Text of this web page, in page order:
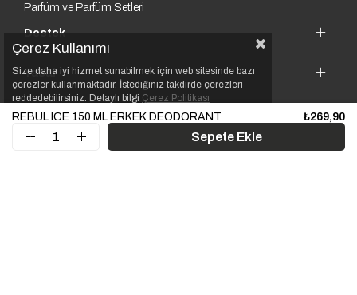
Parfüm ve Parfüm Setleri
Destek
Yasal
Kurumsal
Çerez Kullanımı
Size daha iyi hizmet sunabilmek için web sitesinde bazı
çerezler kullanmaktadır. İstediğiniz takdirde çerezleri
reddedebilirsiniz. Detaylı bilgi Çerez Politikası
REBUL ICE 150 ML ERKEK DEODORANT ₺269,90